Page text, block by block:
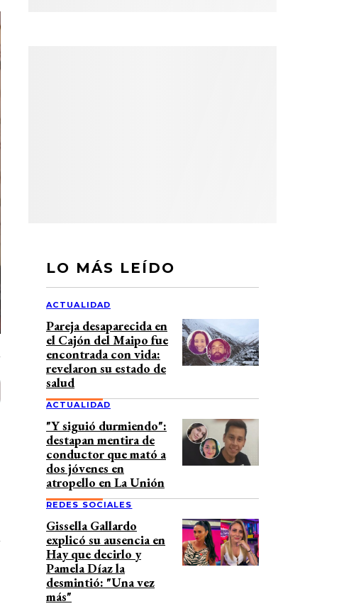
LO MÁS LEÍDO
ACTUALIDAD
Pareja desaparecida en
el Cajón del Maipo fue
encontrada con vida:
revelaron su estado de
salud
ACTUALIDAD
"Y siguió durmiendo":
destapan mentira de
conductor que mató a
dos jóvenes en
atropello en La Unión
REDES SOCIALES
Gissella Gallardo
explicó su ausencia en
Hay que decirlo y
Pamela Díaz la
desmintió: "Una vez
más"